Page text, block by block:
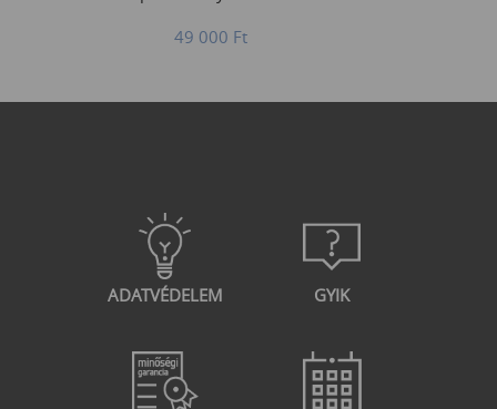
49 000 Ft
ADATVÉDELEM GYIK